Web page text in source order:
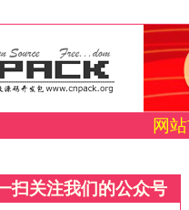
网
扫关注我们的公众号